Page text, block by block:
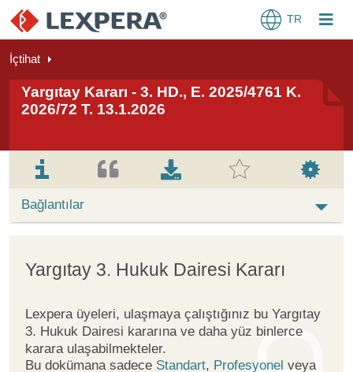
TR
İçtihat
Yargıtay Kararı - 3. HD., E. 2025/4761 K.
2026/72 T. 13.1.2026
Bağlantılar
Yargıtay 3. Hukuk Dairesi Kararı
Lexpera üyeleri, ulaşmaya çalıştığınız bu Yargıtay
3. Hukuk Dairesi kararına ve daha yüz binlerce
karara ulaşabilmekteler.
Bu dokümana sadece Standart, Profesyonel veya